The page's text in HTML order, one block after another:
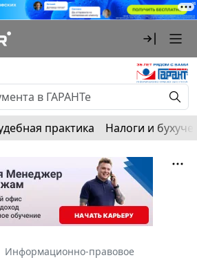
практика Налоги и
Информационно-правовое